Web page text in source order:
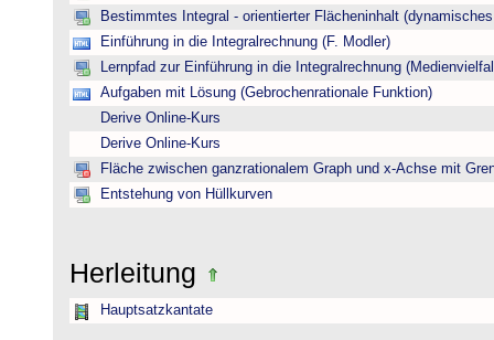
Bestimmtes Integral - orientierter Flächeninhalt
Einführung in die Integralrechnung (F. Modler)
Lernpfad zur Einführung in die Integralrechnung
Aufgaben mit Lösung (Gebrochenrationale Funktion)
Derive Online-Kurs
Derive Online-Kurs
Fläche zwischen ganzrationalem Graph und x-Achse mit
Entstehung von Hüllkurven
Herleitung
Hauptsatzkantate